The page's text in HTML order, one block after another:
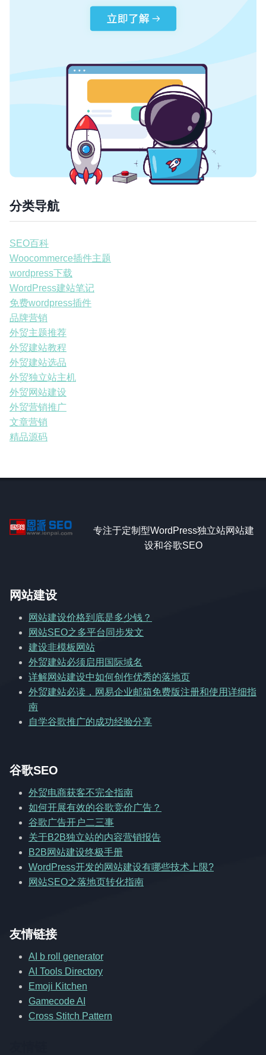
分类导航
SEO百科
Woocommerce插件主题
wordpress下载
WordPress建站笔记
免费wordpress插件
品牌营销
外贸主题推荐
外贸建站教程
外贸建站选品
外贸独立站主机
外贸网站建设
外贸营销推广
文章营销
精品源码
专注于定制型WordPress独立站网站建
设和谷歌SEO
网站建设
网站建设价格到底是多少钱？
网站SEO之多平台同步发文
建设非模板网站
外贸建站必须启用国际域名
详解网站建设中如何创作优秀的落地页
外贸建站必读，网易企业邮箱免费版注册和使用详细指
南
自学谷歌推广的成功经验分享
谷歌SEO
外贸电商获客不完全指南
如何开展有效的谷歌竞价广告？
谷歌广告开户二三事
关于B2B独立站的内容营销报告
B2B网站建设终极手册
WordPress开发的网站建设有哪些技术上限?
网站SEO之落地页转化指南
友情链接
AI b roll generator
AI Tools Directory
Emoji Kitchen
Gamecode AI
Cross Stitch Pattern